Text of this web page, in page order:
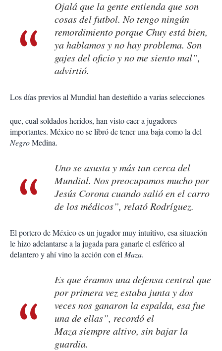
Ojalá que la gente entienda que son
cosas del futbol. No tengo ningún
remordimiento porque Chuy está bien,
ya hablamos y no hay problema. Son
gajes del oficio y no me siento mal”,
advirtió.
Los días previos al Mundial han desteñido a varias selecciones
que, cual soldados heridos, han visto caer a jugadores
importantes. México no se libró de tener una baja como la del
NegroMedina.
Uno se asusta y más tan cerca del
Mundial. Nos preocupamos mucho por
Jesús Corona cuando salió en el carro
de los médicos”, relató Rodríguez.
El portero de México es un jugador muy intuitivo, esa situación
le hizo adelantarse a la jugada para ganarle el esférico al
delantero y ahí vino la acción con elMaza.
Es que éramos una defensa central que
por primera vez estaba junta y dos
veces nos ganaron la espalda, esa fue
una de ellas”, recordó el
Mazasiempre altivo, sin bajar la
guardia.